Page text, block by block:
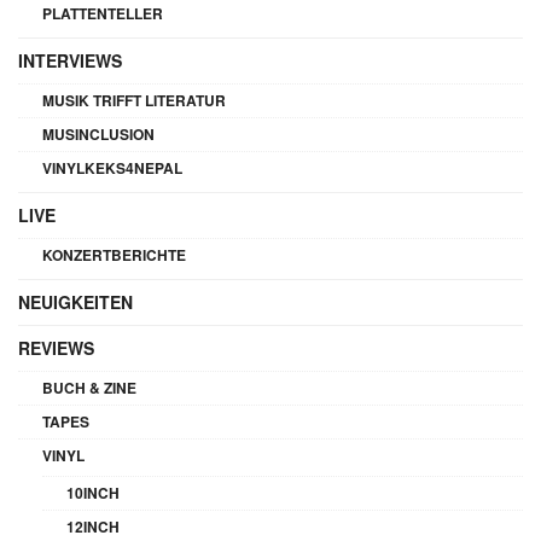
PLATTENTELLER
INTERVIEWS
MUSIK TRIFFT LITERATUR
MUSINCLUSION
VINYLKEKS4NEPAL
LIVE
KONZERTBERICHTE
NEUIGKEITEN
REVIEWS
BUCH & ZINE
TAPES
VINYL
10INCH
12INCH